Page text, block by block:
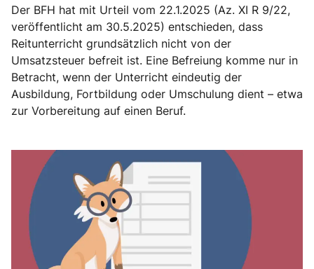
Der BFH hat mit Urteil vom 22.1.2025 (Az. XI R 9/22,
veröffentlicht am 30.5.2025) entschieden, dass
Reitunterricht grundsätzlich nicht von der
Umsatzsteuer befreit ist. Eine Befreiung komme nur in
Betracht, wenn der Unterricht eindeutig der
Ausbildung, Fortbildung oder Umschulung dient – etwa
zur Vorbereitung auf einen Beruf.